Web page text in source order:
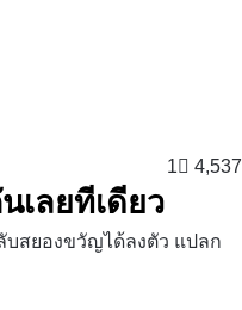
1 4,537
เลยทีเดียว
บสยองขวัญได้ลงตัว แปลก